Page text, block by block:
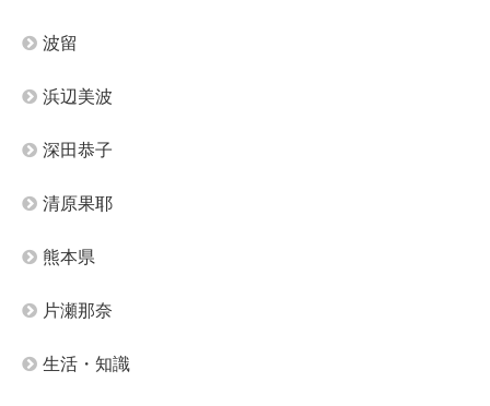
波留
浜辺美波
深田恭子
清原果耶
熊本県
片瀬那奈
生活・知識